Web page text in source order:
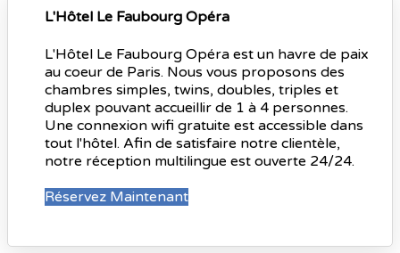
L'Hôtel Le Faubourg Opéra
L'Hôtel Le Faubourg Opéra est un havre de paix
au coeur de Paris. Nous vous proposons des
chambres simples, twins, doubles, triples et
duplex pouvant accueillir de 1 à 4 personnes.
Une connexion wifi gratuite est accessible dans
tout l'hôtel. Afin de satisfaire notre clientèle,
notre réception multilingue est ouverte 24/24.
Réservez Maintenant